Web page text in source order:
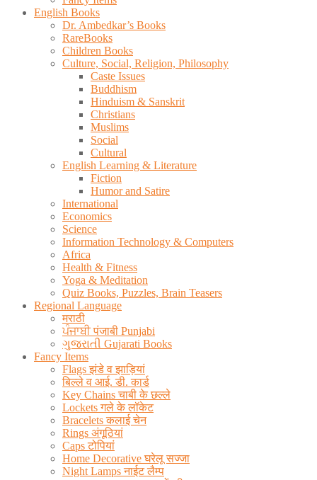
English Books
Dr. Ambedkar’s Books
RareBooks
Children Books
Culture, Social, Religion, Philosophy
Caste Issues
Buddhism
Hinduism & Sanskrit
Christians
Muslims
Social
Cultural
English Learning & Literature
Fiction
Humor and Satire
International
Economics
Science
Information Technology & Computers
Africa
Health & Fitness
Yoga & Meditation
Quiz Books, Puzzles, Brain Teasers
Regional Language
मराठी
ਪੰਜਾਬੀ पंजाबी Punjabi
ગુજરાતી Gujarati Books
Fancy Items
Flags झंडे व झाड़ियां
बिल्ले व आई. डी. कार्ड
Key Chains चाबी के छल्ले
Lockets गले के लॉकेट
Bracelets कलाई चेन
Rings अंगूठियां
Caps टोपियां
Home Decorative घरेलू सज्जा
Night Lamps नाईट लैम्प